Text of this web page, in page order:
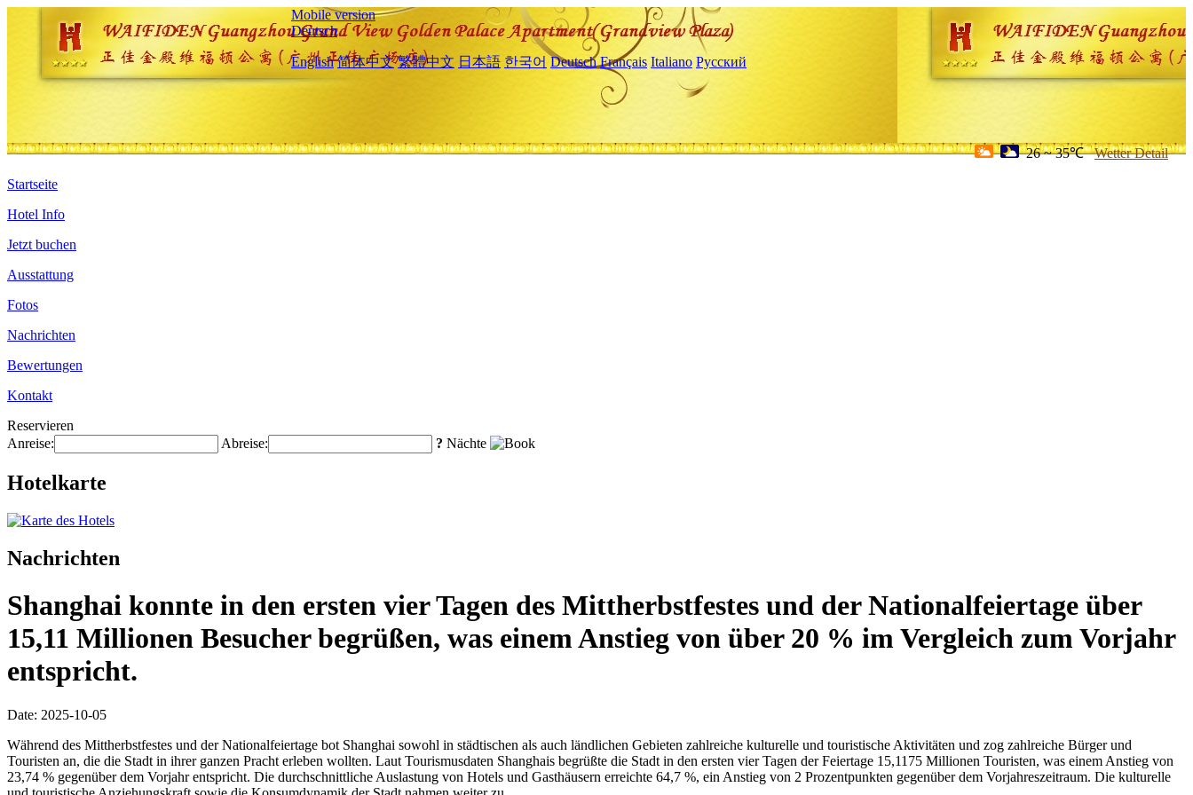
Mobile version
Deutsch
English 简体中文 繁體中文 日本語 한국어 Deutsch Français Italiano Русский
26 ~ 35℃ Wetter Detail
Startseite
Hotel Info
Jetzt buchen
Ausstattung
Fotos
Nachrichten
Bewertungen
Kontakt
Reservieren
Anreise:
Abreise: ? Nächte
Hotelkarte
Nachrichten
Shanghai konnte in den ersten vier Tagen des Mittherbstfestes und der Nationalfeiertage über
15,11 Millionen Besucher begrüßen, was einem Anstieg von über 20 % im Vergleich zum Vorjahr
entspricht.
Date: 2025-10-05
Während des Mittherbstfestes und der Nationalfeiertage bot Shanghai sowohl in städtischen als auch ländlichen Gebieten zahlreiche kulturelle und touristische Aktivitäten und zog zahlreiche Bürger und
Touristen an, die die Stadt in ihrer ganzen Pracht erleben wollten. Laut Tourismusdaten Shanghais begrüßte die Stadt in den ersten vier Tagen der Feiertage 15,1175 Millionen Touristen, was einem Anstieg von
23,74 % gegenüber dem Vorjahr entspricht. Die durchschnittliche Auslastung von Hotels und Gasthäusern erreichte 64,7 %, ein Anstieg von 2 Prozentpunkten gegenüber dem Vorjahreszeitraum. Die kulturelle